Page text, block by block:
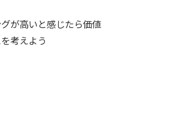
が高いと感じたら価値
考えよう